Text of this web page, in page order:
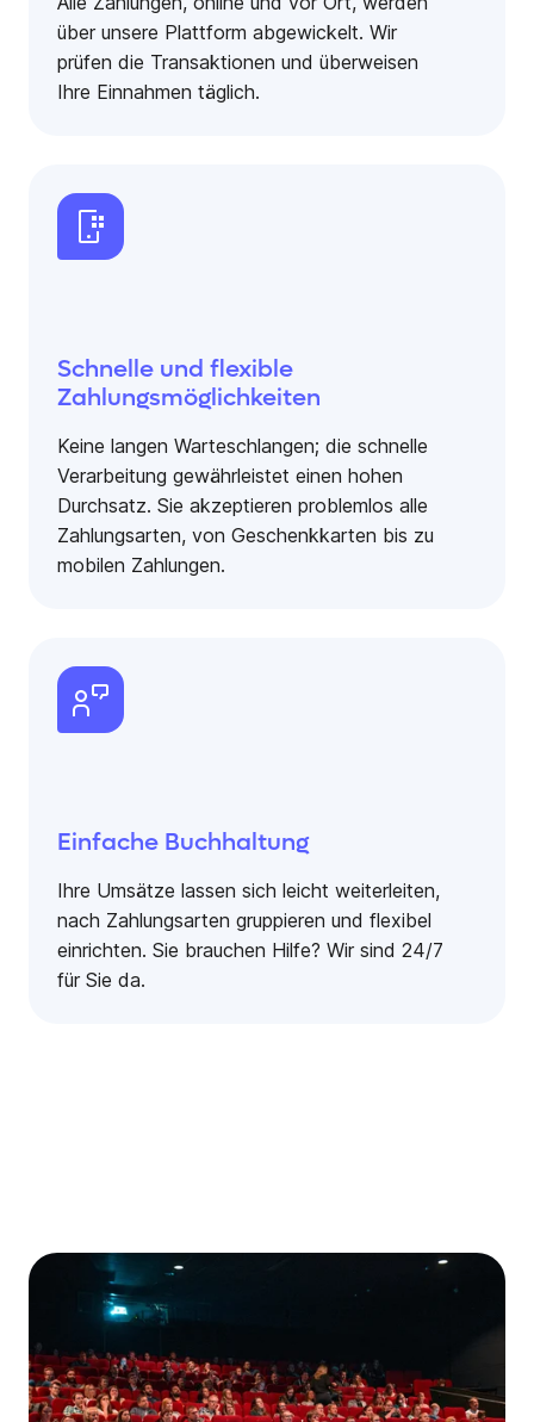
über unsere Plattform abgewickelt. Wir
prüfen die Transaktionen und überweisen
Ihre Einnahmen täglich.
Schnelle und flexible
Zahlungsmöglichkeiten
Keine langen Warteschlangen; die schnelle
Verarbeitung gewährleistet einen hohen
Durchsatz. Sie akzeptieren problemlos alle
Zahlungsarten, von Geschenkkarten bis zu
mobilen Zahlungen.
Einfache Buchhaltung
Ihre Umsätze lassen sich leicht weiterleiten,
nach Zahlungsarten gruppieren und flexibel
einrichten. Sie brauchen Hilfe? Wir sind 24/7
für Sie da.